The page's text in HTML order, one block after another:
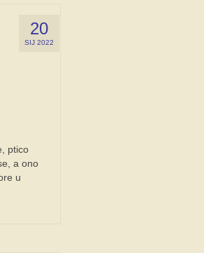
20
SIJ 2022
ptico
a ono
u